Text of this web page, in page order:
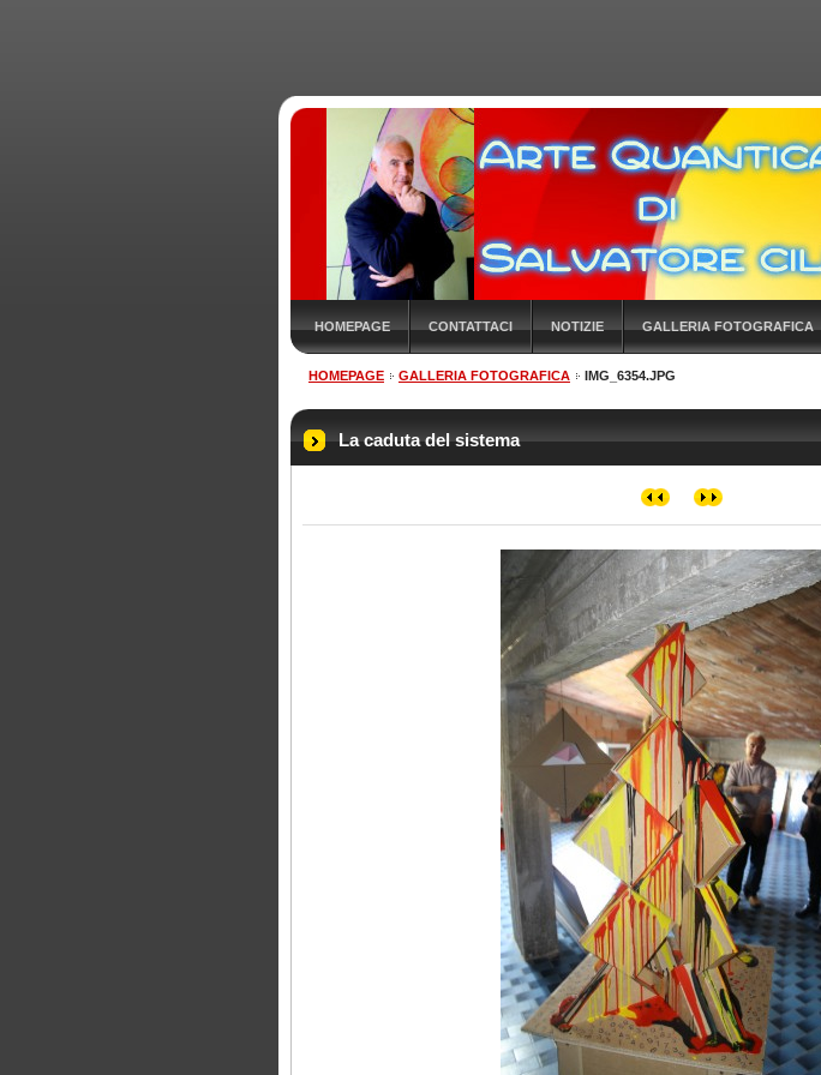
HOMEPAGE CONTATTACI NOTIZIE GALLERIA FOTOGRAFICA
HOMEPAGE GALLERIA FOTOGRAFICA IMG_6354.JPG
La caduta del sistema